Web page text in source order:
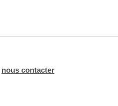
nous contacter